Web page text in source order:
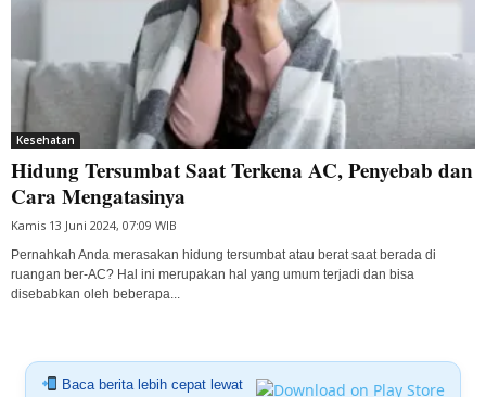
Kesehatan
Hidung Tersumbat Saat Terkena AC, Penyebab dan
Cara Mengatasinya
Kamis 13 Juni 2024, 07:09 WIB
Pernahkah Anda merasakan hidung tersumbat atau berat saat berada di
ruangan ber-AC? Hal ini merupakan hal yang umum terjadi dan bisa
disebabkan oleh beberapa...
Baca berita lebih cepat lewat